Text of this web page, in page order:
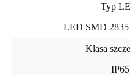
Typ
LED SMD
Klasa
IP65